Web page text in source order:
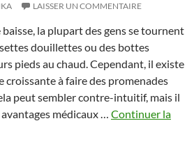
LAISSER UN COMMENTAIRE
la plupart des gens se tournent
douillettes ou des bottes
pieds au chaud. Cependant, il existe
croissante à faire des promenades
peut sembler contre-intuitif, mais il
médicaux … Continuer la